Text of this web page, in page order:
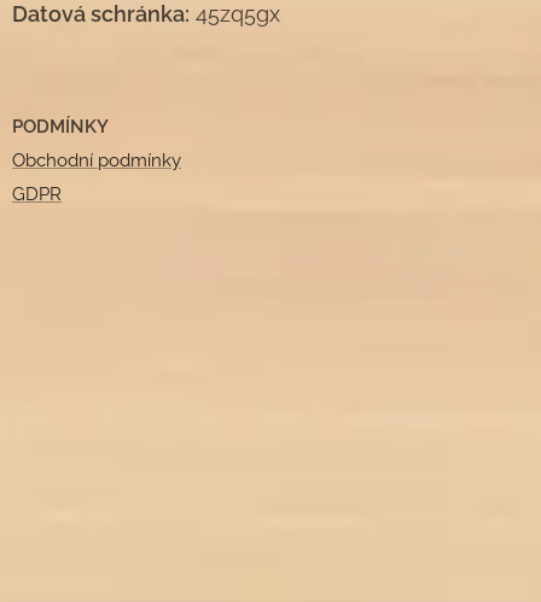
Datová schránka: 45zq5gx
PODMÍNKY
Obchodní podmínky
GDPR